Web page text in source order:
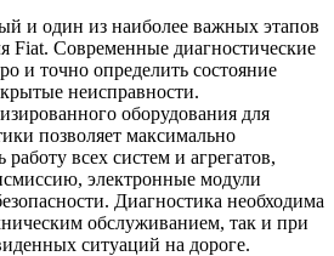
и один из наиболее важных этапов
Fiat. Современные диагностические
и точно определить состояние
неисправности.
оборудования для
позволяет максимально
всех систем и агрегатов,
электронные модули
Диагностика необходима
обслуживанием, так и при
ситуаций на дороге.